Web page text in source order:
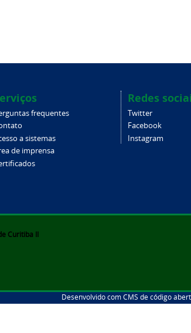
frequentes
a sistemas
de imprensa
Redes
Twitter
Facebook
Instagram
Curitiba II
Desenvolvido com CMS de código